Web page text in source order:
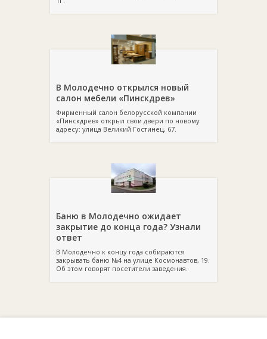
В Молодечно открылся новый
салон мебели «Пинскдрев»
Фирменный салон белорусской компании
«Пинскдрев» открыл свои двери по новому
адресу: улица Великий Гостинец, 67.
Баню в Молодечно ожидает
закрытие до конца года? Узнали
ответ
В Молодечно к концу года собираются
закрывать баню №4 на улице Космонавтов, 19.
Об этом говорят посетители заведения.